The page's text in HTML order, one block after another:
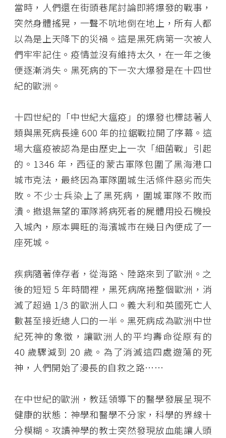
當時，人們還在街頭巷尾討論即將爆發的戰事，
突然身體搖晃，一聲不吭地倒在地上，所有人都
以為是上天降下的災禍。這是黑死病第一次被人
們牢牢記住。疫情並沒有維持太久，在一年之後
便逐漸消失。黑死病的下一次大爆發是在十四世
紀的歐洲。
十四世紀的「中世紀大瘟疫」的爆發也標誌著人
類與黑死病長達 600 年的拉鋸戰拉開了序幕。這
場大瘟疫被認為是由歷史上一次「細菌戰」引起
的。1346 年，西征的蒙古軍隊包圍了黑海港口
城市克法，最終因為軍隊圍城生活條件惡劣而失
敗。不少士兵染上了黑死病，圍城軍隊不敗而
潰。撤退無望的軍隊將病死者的屍體用投石機投
入城內，原本興旺的海濱城市在幾日內便成了一
座死城。
疾病隨著倖存者，從海路、陸路來到了歐洲。之
後的短短 5 年時間裡，黑死病席捲整個歐洲，消
滅了超過 1/3 的歐洲人口。義大利和英國死亡人
數甚至接近總人口的一半。黑死病成為歐洲中世
紀死神的象徵，讓歐洲人的平均壽命從原有的
40 歲驟減到 20 歲。為了消滅這四處遊蕩的死
神，人們開始了漫長的自救之路⋯⋯
在中世紀的歐洲，教廷領導下的醫學發展呈現不
健康的狀態：神學和醫學不分家，科學的界線十
分模糊。攻讀神學的教士突然發現放血能讓人頭